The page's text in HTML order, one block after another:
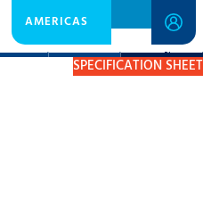
AMERICAS
RESOURCESGET A QUOTE
SPECIFICATION SHEET